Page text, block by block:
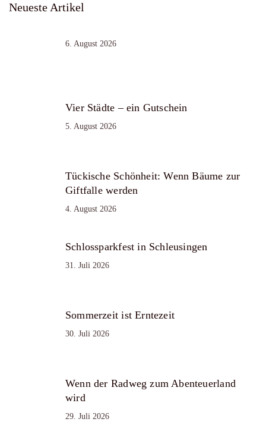
Neueste Artikel
6. August 2026
Vier Städte – ein Gutschein
5. August 2026
Tückische Schönheit: Wenn Bäume zur
Giftfalle werden
4. August 2026
Schlossparkfest in Schleusingen
31. Juli 2026
Sommerzeit ist Erntezeit
30. Juli 2026
Wenn der Radweg zum Abenteuerland
wird
29. Juli 2026